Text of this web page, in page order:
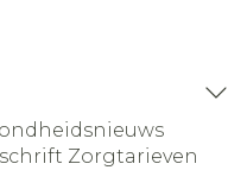
Zorgtarieven